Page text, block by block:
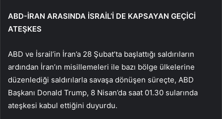
ABD-İRAN ARASINDA İSRAİL’İ DE KAPSAYAN GEÇİCİ
ATEŞKES
ABD ve İsrail’in İran’a 28 Şubat’ta başlattığı saldırıların
ardından İran’ın misillemeleri ile bazı bölge ülkelerine
düzenlediği saldırılarla savaşa dönüşen süreçte, ABD
Başkanı Donald Trump, 8 Nisan’da saat 01.30 sularında
ateşkesi kabul ettiğini duyurdu.